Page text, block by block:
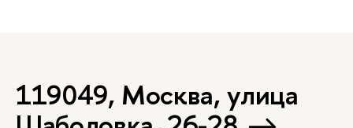
119049, Москва, улица